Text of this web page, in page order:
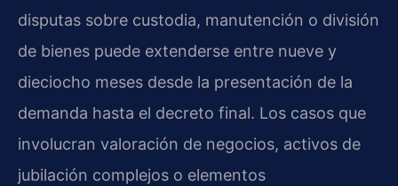
disputas sobre custodia, manutención o división
de bienes puede extenderse entre nueve y
dieciocho meses desde la presentación de la
demanda hasta el decreto final. Los casos que
involucran valoración de negocios, activos de
jubilación complejos o elementos